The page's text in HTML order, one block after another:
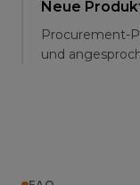
Neue
Procurement-
und